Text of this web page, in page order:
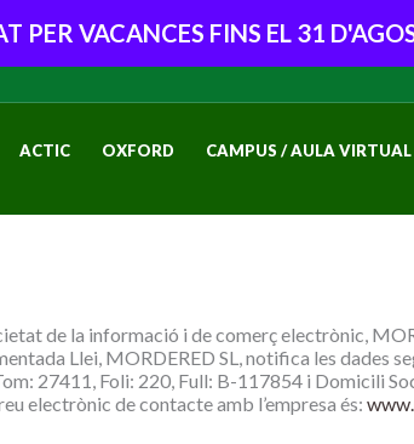
PER VACANCES FINS EL 31
ACTIC OXFORD CAMPUS / AULA VIRTUAL
de la informació i de comerç electrònic,
Llei, MORDERED SL, notifica les dades
27411, Foli: 220, Full: B-117854 i Domicili
electrònic de contacte amb l’empresa és: